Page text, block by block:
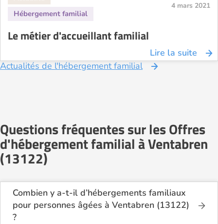
4 mars 2021
Le métier d'accueillant familial
Lire la suite
Actualités de l'hébergement familial
Questions fréquentes sur les Offres
d'hébergement familial à Ventabren
(13122)
Combien y a-t-il d’hébergements familiaux
pour personnes âgées à Ventabren (13122)
?